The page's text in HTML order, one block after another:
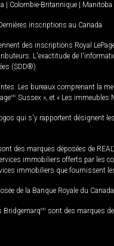
Colombie-Britannique Manitoba
inscriptions au Canada
des inscriptions Royal
L'exactitude de
(SDD®).
Les bureaux comprenant la
MD Sussex », et « Les immeubles
qui s'y rapportent désignent
des marques déposées de
immobiliers offerts par les
immobiliers que fournissent
de la Banque Royale du
BridgemarqMD sont des marques